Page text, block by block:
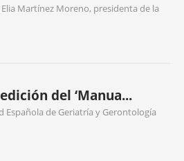
Martínez Moreno, presidenta de la
del ‘Manua...
Española de Geriatría y Gerontología